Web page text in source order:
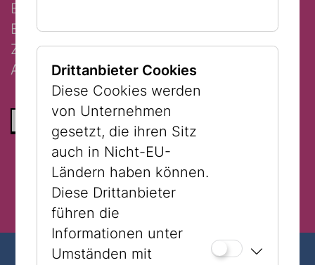
Begrenzte Teilnehmer:innenzahl.
Erwachsene laden wir ein, in der
Zwischenzeit das Museum und seine
Ausstellungen individuell zu besichtigen.
ZURÜCK ZUR LISTE
Drittanbieter Cookies
Diese Cookies werden
von Unternehmen
gesetzt, die ihren Sitz
auch in Nicht-EU-
Ländern haben können.
Diese Drittanbieter
führen die
Informationen unter
Umständen mit